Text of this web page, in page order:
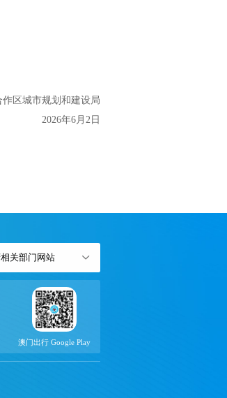
区城市规划和建设局
2026年6月2日
关部门网站
澳门出行 Google Play